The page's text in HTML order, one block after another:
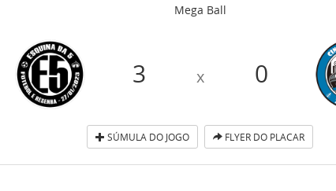
Mega Ball
3 x 0
SÚMULA DO JOGO FLYER DO PLACAR